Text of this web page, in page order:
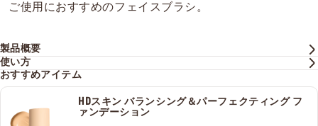
ご使用におすすめのフェイスブラシ。
製品概要
使い方
おすすめアイテム
HDスキン バランシング＆パーフェクティング フ
ァンデーション